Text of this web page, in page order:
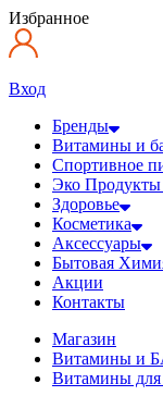
Избранное
Вход
Бренды
Витамины и
Спортивное
Эко Продукты
Здоровье
Косметика
Аксессуары
Бытовая
Акции
Контакты
Магазин
Витамины и
Витамины для